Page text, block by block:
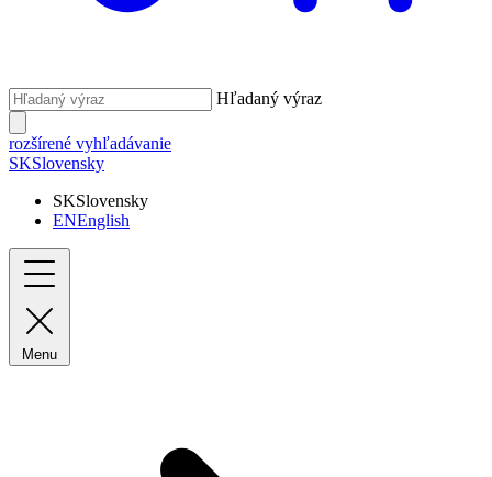
Hľadaný výraz
rozšírené vyhľadávanie
SKSlovensky
SKSlovensky
ENEnglish
Menu